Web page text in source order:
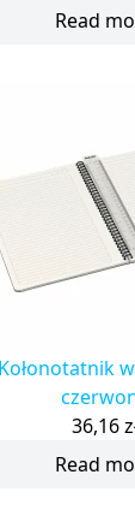
Read
36,16
Read